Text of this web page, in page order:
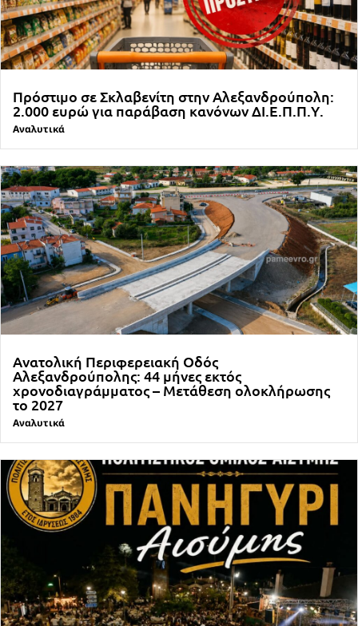
Πρόστιμο σε Σκλαβενίτη στην Αλεξανδρούπολη:
2.000 ευρώ για παράβαση κανόνων ΔΙ.Ε.Π.Π.Υ.
Αναλυτικά
Ανατολική Περιφερειακή Οδός
Αλεξανδρούπολης: 44 μήνες εκτός
χρονοδιαγράμματος – Μετάθεση ολοκλήρωσης
το 2027
Αναλυτικά